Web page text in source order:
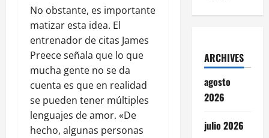
No obstante, es importante
matizar esta idea. El
entrenador de citas James
Preece señala que lo que
mucha gente no se da
cuenta es que en realidad
se pueden tener múltiples
lenguajes de amor. «De
hecho, algunas personas
ARCHIVES
agosto
2026
julio 2026